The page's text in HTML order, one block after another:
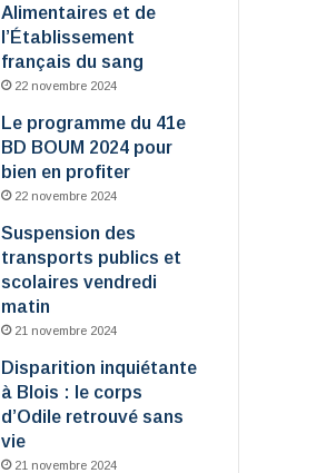
Alimentaires et de
l’Établissement
français du sang
22 novembre 2024
Le programme du 41e
BD BOUM 2024 pour
bien en profiter
22 novembre 2024
Suspension des
transports publics et
scolaires vendredi
matin
21 novembre 2024
Disparition inquiétante
à Blois : le corps
d’Odile retrouvé sans
vie
21 novembre 2024